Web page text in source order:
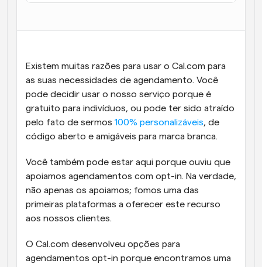
Agendamento potenciado com chamadas
impulsionadas por IA
Automatizar agendamento e lembretes
Mantenha-se atualizado com as últimas notícias e
atualizações
Reuniões Instantâneas
Reunião com clientes em minutos
Agende reuniões de forma fluida com várias pessoas
Webhooks
Receba notificações quando algo acontecer
Existem muitas razões para usar o Cal.com para
as suas necessidades de agendamento. Você
pode decidir usar o nosso serviço porque é
gratuito para indivíduos, ou pode ter sido atraído
pelo fato de sermos 100% personalizáveis, de
código aberto e amigáveis para marca branca.
Você também pode estar aqui porque ouviu que
apoiamos agendamentos com opt-in. Na verdade,
não apenas os apoiamos; fomos uma das
primeiras plataformas a oferecer este recurso
aos nossos clientes.
O Cal.com desenvolveu opções para
agendamentos opt-in porque encontramos uma